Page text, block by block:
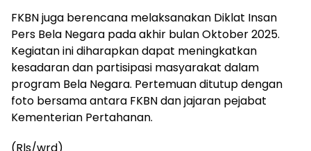
FKBN juga berencana melaksanakan Diklat Insan
Pers Bela Negara pada akhir bulan Oktober 2025.
Kegiatan ini diharapkan dapat meningkatkan
kesadaran dan partisipasi masyarakat dalam
program Bela Negara. Pertemuan ditutup dengan
foto bersama antara FKBN dan jajaran pejabat
Kementerian Pertahanan.